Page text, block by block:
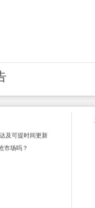
及可提时间更新
市场吗？